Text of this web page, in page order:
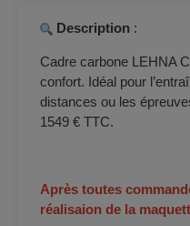
Foire
aux
Questions
Nous
contacter
Description :
Cadre carbone LEHNA
confort. Idéal pour
distances ou les
1549 € TTC.
Après toutes
réalisaion de la